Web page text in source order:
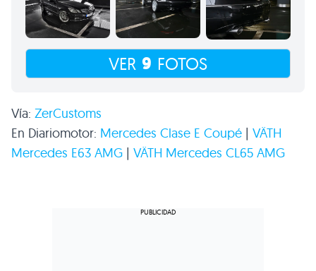
VER 9 FOTOS
Vía: ZerCustoms
En Diariomotor: Mercedes Clase E Coupé | VÄTH
Mercedes E63 AMG | VÄTH Mercedes CL65 AMG